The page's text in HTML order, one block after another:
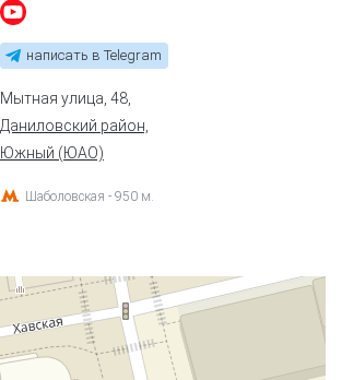
написать в Telegram
Мытная улица, 48
Даниловский район,
Южный (ЮАО)
Шаболовская - 950 м.